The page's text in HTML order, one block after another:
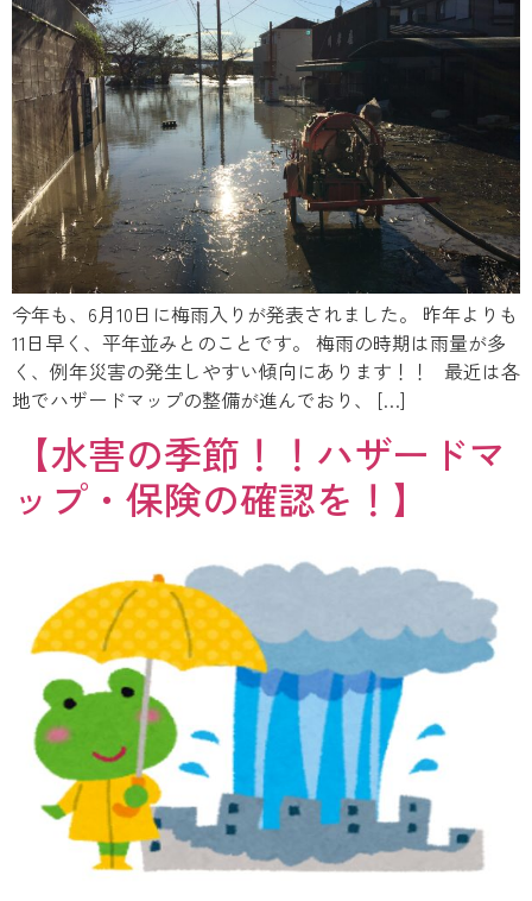
今年も、6月10日に梅雨入りが発表されました。 昨年よりも
11日早く、平年並みとのことです。 梅雨の時期は雨量が多
く、例年災害の発生しやすい傾向にあります！！ 最近は各
地でハザードマップの整備が進んでおり、 […]
【水害の季節！！ハザードマ
ップ・保険の確認を！】